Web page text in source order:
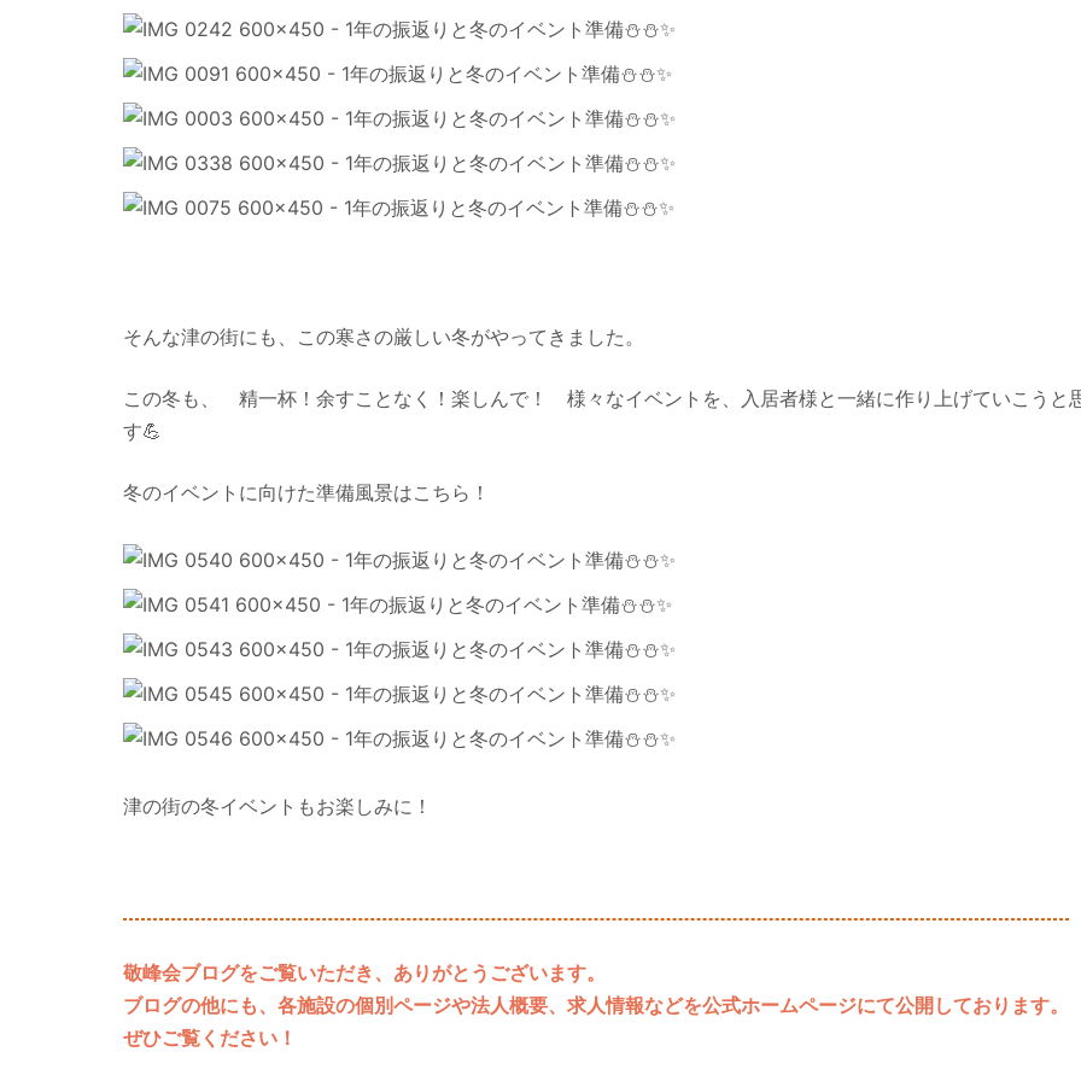
そんな津の街にも、この寒さの厳しい冬がやってきました。
この冬も、 精一杯！余すことなく！楽しんで！ 様々なイベントを、入居者様と一緒に作り上げていこうと
す💪
冬のイベントに向けた準備風景はこちら！
津の街の冬イベントもお楽しみに！
敬峰会ブログをご覧いただき、ありがとうございます。
ブログの他にも、各施設の個別ページや法人概要、求人情報などを公式ホームページにて公開しております。
ぜひご覧ください！